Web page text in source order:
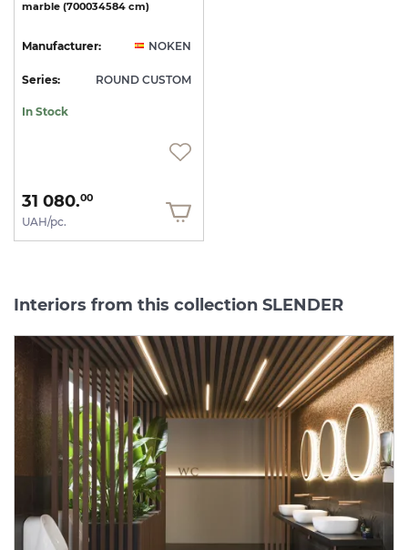
marble (700034584 cm)
Manufacturer: NOKEN
Series: ROUND CUSTOM
In Stock
31 080.00
UAH/pc.
Interiors from this collection SLENDER